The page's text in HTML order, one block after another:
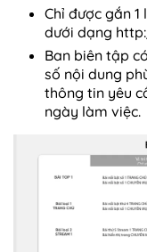
Chỉ được gắn
dưới dạng
Ban biên tập
số nội dung
thông tin yêu
ngày làm việc.